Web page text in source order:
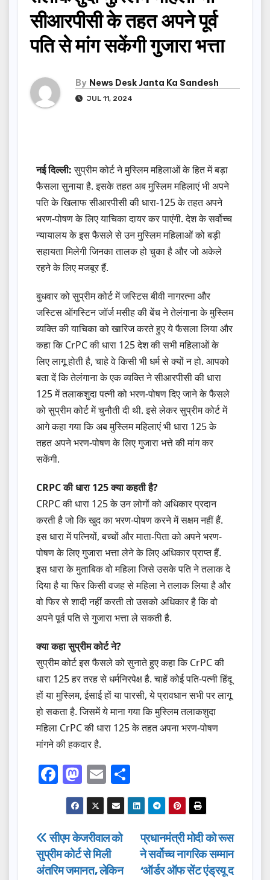
सीआरपीसी के तहत अपने पूर्व
पति से मांग सकेंगी गुजारा भत्ता
By News Desk Janta Ka Sandesh
JUL 11, 2024
नई दिल्ली:सुप्रीम कोर्ट ने मुस्लिम महिलाओं के हित में बड़ा
फैसला सुनाया है. इसके तहत अब मुस्लिम महिलाएं भी अपने
पति के खिलाफ सीआरपीसी की धारा-125 के तहत अपने
भरण-पोषण के लिए याचिका दायर कर पाएंगी. देश के सर्वोच्च
न्यायालय के इस फैसले से उन मुस्लिम महिलाओं को बड़ी
सहायता मिलेगी जिनका तालक हो चुका है और जो अकेले
रहने के लिए मजबूर हैं.
बुधवार को सुप्रीम कोर्ट में जस्टिस बीवी नागरत्ना और
जस्टिस ऑगस्टिन जॉर्ज मसीह की बेंच ने तेलंगाना के मुस्लिम
व्यक्ति की याचिका को खारिज करते हुए ये फैसला लिया और
कहा कि CrPC की धारा 125 देश की सभी महिलाओं के
लिए लागू होती है, चाहे वे किसी भी धर्म से क्यों न हो. आपको
बता दें कि तेलंगाना के एक व्यक्ति ने सीआरपीसी की धारा
125 में तलाकशुदा पत्नी को भरण-पोषण दिए जाने के फैसले
को सुप्रीम कोर्ट में चुनौती दी थी. इसे लेकर सुप्रीम कोर्ट में
आगे कहा गया कि अब मुस्लिम महिलाएं भी धारा 125 के
तहत अपने भरण-पोषण के लिए गुजारा भत्ते की मांग कर
सकेंगी.
CRPC की धारा 125 क्या कहती है?
CRPC की धारा 125 के उन लोगों को अधिकार प्रदान
करती है जो कि खुद का भरण-पोषण करने में सक्षम नहीं हैं.
इस धारा में पत्नियों, बच्चों और माता-पिता को अपने भरण-
पोषण के लिए गुजारा भत्ता लेने के लिए अधिकार प्राप्त हैं.
इस धारा के मुताबिक वो महिला जिसे उसके पति ने तलाक दे
दिया है या फिर किसी वजह से महिला ने तलाक लिया है और
वो फिर से शादी नहीं करती तो उसको अधिकार है कि वो
अपने पूर्व पति से गुजारा भत्ता ले सकती है.
क्या कहा सुप्रीम कोर्ट ने?
सुप्रीम कोर्ट इस फैसले को सुनाते हुए कहा कि CrPC की
धारा 125 हर तरह से धर्मनिरपेक्ष है. चाहें कोई पति-पत्नी हिंदू
हों या मुस्लिम, ईसाई हों या पारसी, ये प्रावधान सभी पर लागू
हो सकता है. जिसमें ये माना गया कि मुस्लिम तलाकशुदा
महिला CrPC की धारा 125 के तहत अपना भरण-पोषण
मांगने की हकदार है.
F
a
c
e
b
o
M
a
st
o
d
o
E
m
ail
h
ar
e
Post
navigation
प्रधानमंत्री मोदी को रूस
ने सर्वोच्च नागरिक सम्मान
‘ऑर्डर ऑफ सेंट एंड्रयू द
सीएम केजरीवाल को
सुप्रीम कोर्ट से मिली
अंतरिम जमानत, लेकिन